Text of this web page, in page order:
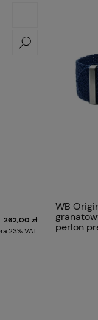
262,00 zł
23% VAT
WB
perlon